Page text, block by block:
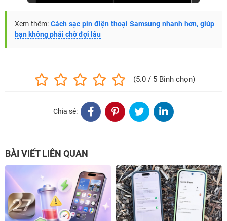
Xem thêm: Cách sạc pin điện thoại Samsung nhanh hơn, giúp
bạn không phải chờ đợi lâu
(5.0 / 5 Bình chọn)
Chia sẻ:
BÀI VIẾT LIÊN QUAN